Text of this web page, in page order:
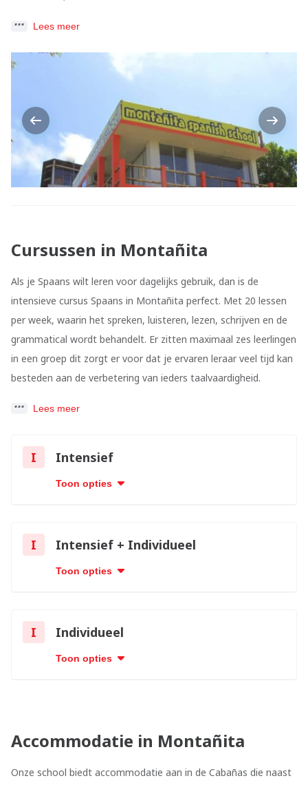
Lees meer
Cursussen in Montañita
Als je Spaans wilt leren voor dagelijks gebruik, dan is de
intensieve cursus Spaans in Montañita perfect. Met 20 lessen
per week, waarin het spreken, luisteren, lezen, schrijven en de
grammatical wordt behandelt. Er zitten maximaal zes leerlingen
in een groep dit zorgt er voor dat je ervaren leraar veel tijd kan
besteden aan de verbetering van ieders taalvaardigheid.
Lees meer
I Intensief
Toon opties
I Intensief + Individueel
Toon opties
I Individueel
Toon opties
Accommodatie in Montañita
Onze school biedt accommodatie aan in de Cabañas die naast